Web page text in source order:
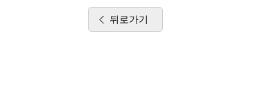
뒤로가기